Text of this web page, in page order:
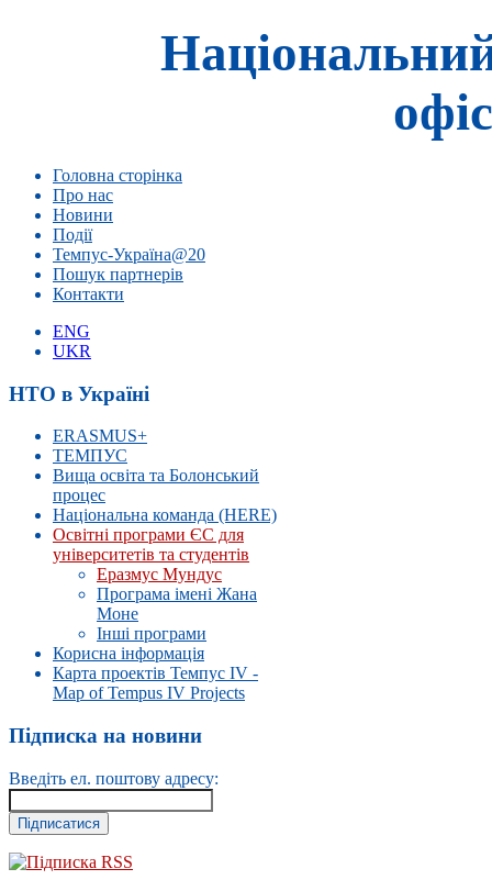
Головна сторінка
Про нас
Новини
Події
Темпус-Україна@20
Пошук партнерів
Контакти
ENG
UKR
НТО в Україні
ERASMUS+
ТЕМПУС
Вища освіта та Болонський
процес
Національна команда (HERE)
Освітні програми ЄС для
університетів та студентів
Еразмус Мундус
Програма імені Жана
Моне
Інші програми
Корисна інформація
Карта проектів Темпус IV -
Map of Tempus IV Projects
Підписка на новини
Введіть ел. поштову адресу:
Підписка RSS